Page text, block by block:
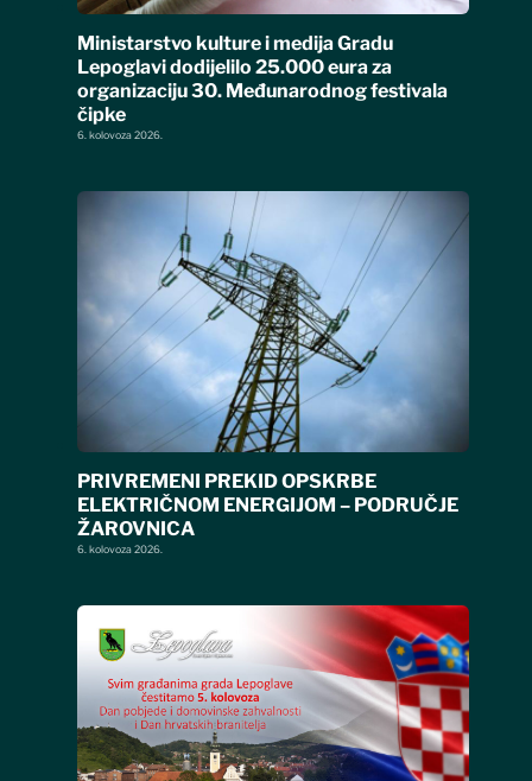
Ministarstvo kulture i medija Gradu
Lepoglavi dodijelilo 25.000 eura za
organizaciju 30. Međunarodnog festivala
čipke
6. kolovoza 2026.
PRIVREMENI PREKID OPSKRBE
ELEKTRIČNOM ENERGIJOM – PODRUČJE
ŽAROVNICA
6. kolovoza 2026.